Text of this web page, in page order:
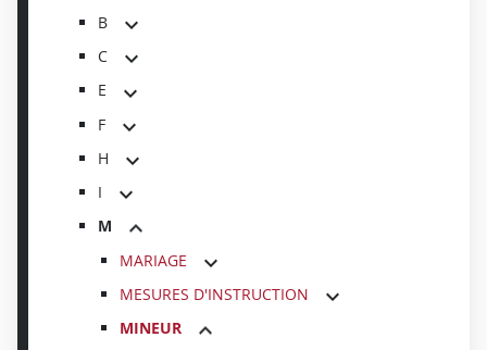
B
C
E
F
H
I
M
MARIAGE
MESURES D'INSTRUCTION
MINEUR